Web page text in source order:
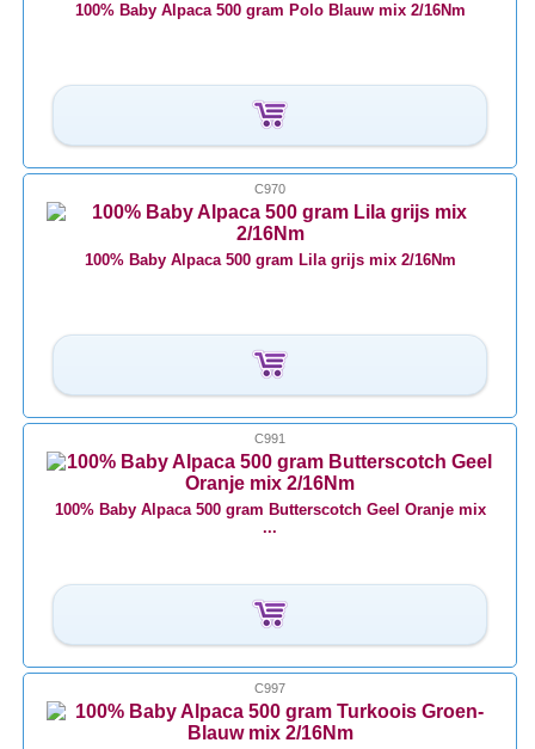
100% Baby Alpaca 500 gram Polo Blauw mix 2/16Nm
C970
100% Baby Alpaca 500 gram Lila grijs mix 2/16Nm
C991
100% Baby Alpaca 500 gram Butterscotch Geel Oranje mix
...
C997